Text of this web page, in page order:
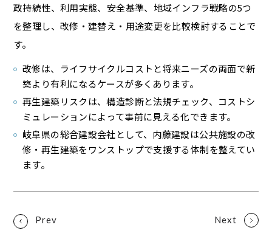
政持続性、利用実態、安全基準、地域インフラ戦略の5つ
を整理し、改修・建替え・用途変更を比較検討することで
す。
改修は、ライフサイクルコストと将来ニーズの両面で新
築より有利になるケースが多くあります。
再生建築リスクは、構造診断と法規チェック、コストシ
ミュレーションによって事前に見える化できます。
岐阜県の総合建設会社として、内藤建設は公共施設の改
修・再生建築をワンストップで支援する体制を整えてい
ます。